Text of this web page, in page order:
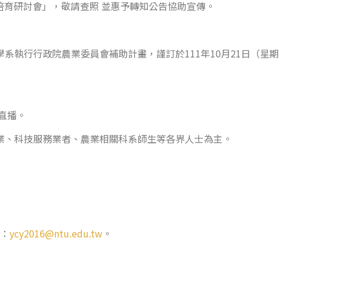
研討會」，敬請查照 並惠予轉知公告協助宣傳。
執行行政院農業委員會補助計畫，謹訂於111年10月21日（星期
播。
科技服務業者、農業相關科系師生等各界人士為主。
ycy2016@ntu.edu.tw 。